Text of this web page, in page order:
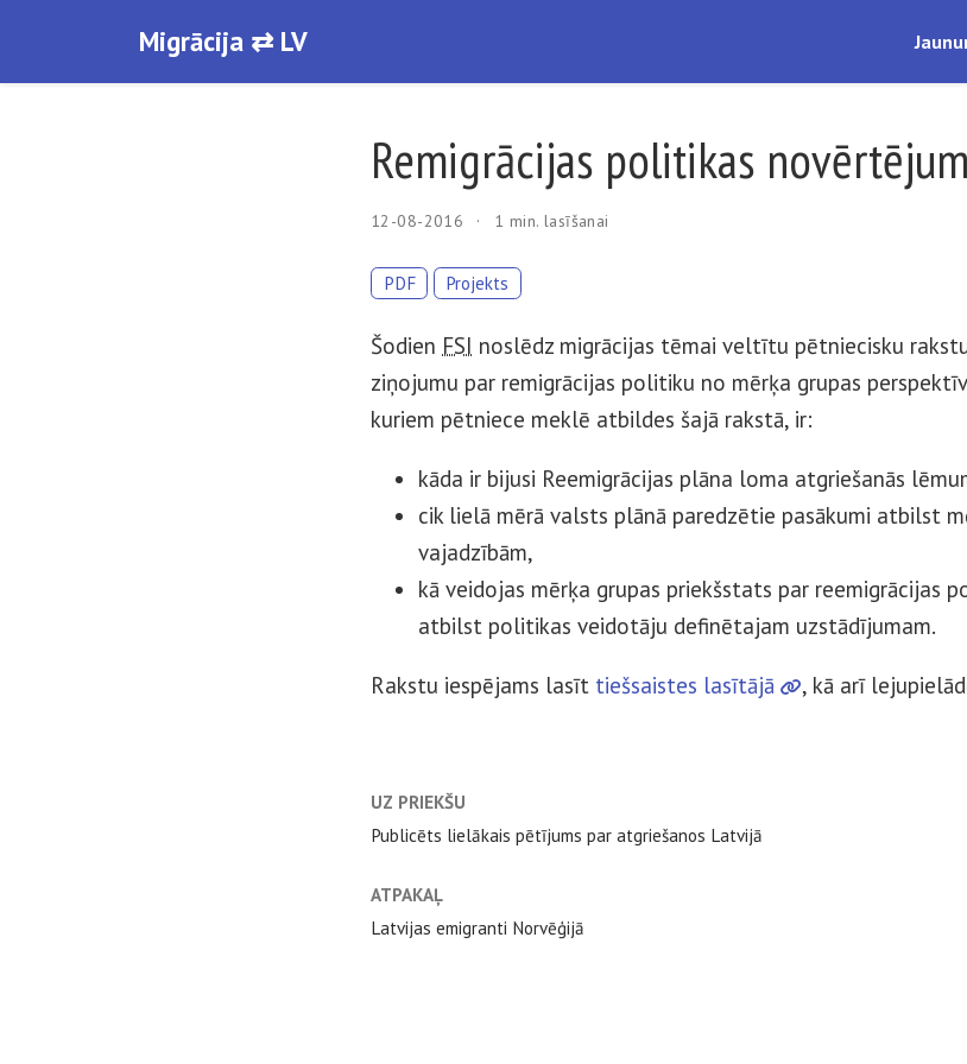
Migrācija ⇄ LV
Remigrācijas politikas
12-08-2016 1 min. lasīšanai
PDF Projekts
Šodien FSI noslēdz migrācijas tēmai veltītu pētniecisku
ziņojumu par remigrācijas politiku no mērķa grupas
kuriem pētniece meklē atbildes šajā rakstā, ir:
kāda ir bijusi Reemigrācijas plāna loma atgriešanās
cik lielā mērā valsts plānā paredzētie pasākumi atbilst
vajadzībām,
kā veidojas mērķa grupas priekšstats par reemigrācijas
atbilst politikas veidotāju definētajam uzstādījumam.
Rakstu iespējams lasīt tiešsaistes lasītājā , kā arī
UZ PRIEKŠU
Publicēts lielākais pētījums par atgriešanos Latvijā
ATPAKAĻ
Latvijas emigranti Norvēģijā